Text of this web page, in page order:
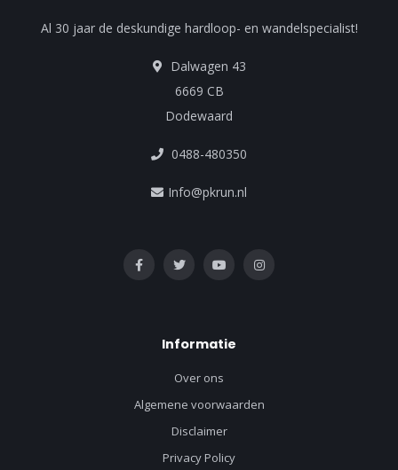
Al 30 jaar de deskundige hardloop- en wandelspecialist!
Dalwagen 43
6669 CB
Dodewaard
0488-480350
Info@pkrun.nl
Informatie
Over ons
Algemene voorwaarden
Disclaimer
Privacy Policy